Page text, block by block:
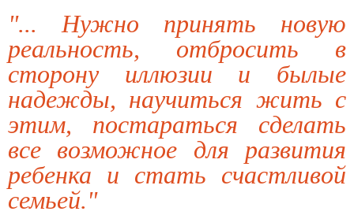
"... Нужно принять новую
реальность, отбросить в
сторону иллюзии и былые
надежды, научиться жить с
этим, постараться сделать
все возможное для развития
ребенка и стать счастливой
семьей."